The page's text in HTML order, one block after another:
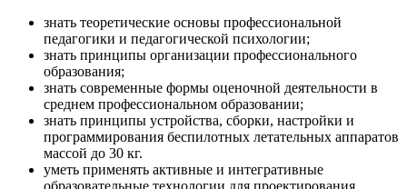
знать теоретические основы профессиональной
педагогики и педагогической психологии;
знать принципы организации профессионального
образования;
знать современные формы оценочной деятельности в
среднем профессиональном образовании;
знать принципы устройства, сборки, настройки и
программирования беспилотных летательных аппаратов
массой до 30 кг.
уметь применять активные и интегративные
образовательные технологии для проектирования